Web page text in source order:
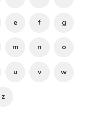
e f g
m n o
u v w
z